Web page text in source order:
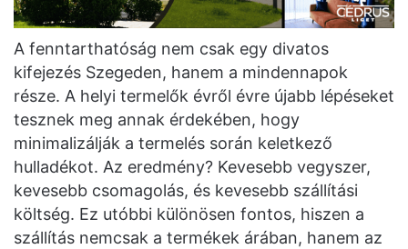
A fenntarthatóság nem csak egy divatos
kifejezés Szegeden, hanem a mindennapok
része. A helyi termelők évről évre újabb lépéseket
tesznek meg annak érdekében, hogy
minimalizálják a termelés során keletkező
hulladékot. Az eredmény? Kevesebb vegyszer,
kevesebb csomagolás, és kevesebb szállítási
költség. Ez utóbbi különösen fontos, hiszen a
szállítás nemcsak a termékek árában, hanem az